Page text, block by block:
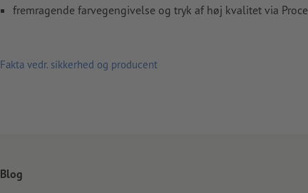
Skrifttyperskal integreres helt eller konverteres til kurver
FOGRA52 (PSO Uncoated v3 FOGRA52) til ubestrøget papir
fremragende farvegengivelse og tryk af høj kvalitet via
Fakta vedr. sikkerhed og producent
Blog